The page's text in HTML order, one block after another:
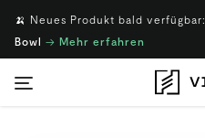
🍌 Neues Produkt bald verfügbar:
Bowl → Mehr erfahren